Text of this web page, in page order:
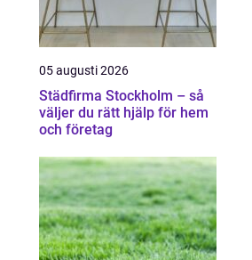
05 augusti 2026
Städfirma Stockholm – så
väljer du rätt hjälp för hem
och företag